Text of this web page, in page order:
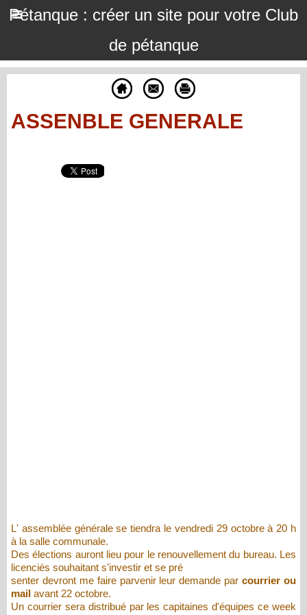
Pétanque : créer un site pour votre Club
de pétanque
ASSENBLE GENERALE
L' assemblée générale se tiendra le vendredi 29 octobre à 20 h
à la salle communale.
Des élections auront lieu pour le renouvellement du bureau. Les
licenciés souhaitant s'investir et se pré
senter devront me faire parvenir leur demande parcourrier ou
mail avant 22 octobre.
Un courrier sera distribué par les capitaines d'équipes ce week